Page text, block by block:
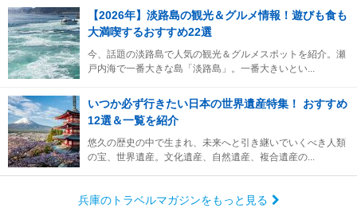
【2026年】淡路島の観光＆グルメ情報！遊びも食も
大満喫するおすすめ22選
今、話題の淡路島で人気の観光＆グルメスポットを紹介。瀬
戸内海で一番大きな島「淡路島」。一番大きいとい...
いつか必ず行きたい日本の世界遺産特集！ おすすめ
12選＆一覧を紹介
悠久の歴史の中で生まれ、未来へと引き継いでいくべき人類
の宝、世界遺産。文化遺産、自然遺産、複合遺産の...
兵庫のトラベルマガジンをもっと見る